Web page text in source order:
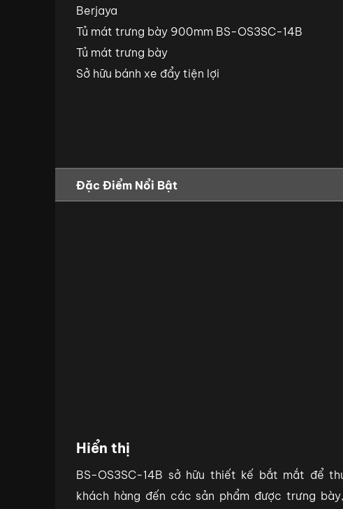
Berjaya
Tủ mát trưng bày 900mm BS-OS3SC-14B
Tủ mát trưng bày
Sở hữu bánh xe đẩy tiện lợi
Đặc Điểm Nổi Bật
Hiển thị
BS-OS3SC-14B sở hữu thiết kế bắt mắt để
khách hàng đến các sản phẩm được trưng